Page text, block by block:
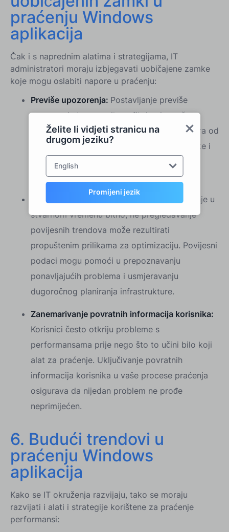
Želite li vidjeti stranicu na
drugom jeziku?
English
Promijeni jezik
praćenju Windows
aplikacija
Čak i s naprednim alatima i strategijama, IT
administratori moraju izbjegavati uobičajene zamke
koje mogu oslabiti napore u praćenju:
Previše upozorenja: Postavljanje previše
upozorenja bez pravilnog filtriranja može
preopteretiti IT osoblje, što dovodi do umora od
upozorenja. Fokusirajte se na kritične metrike i
prilagodite razine upozorenja na temelju
stvarnih obrazaca korištenja.
Pregled povijesnih podataka:
Iako je praćenje u
stvarnom vremenu bitno, ne pregledavanje
povijesnih trendova može rezultirati
propuštenim prilikama za optimizaciju. Povijesni
podaci mogu pomoći u prepoznavanju
ponavljajućih problema i usmjeravanju
dugoročnog planiranja infrastrukture.
Zanemarivanje povratnih informacija korisnika:
Korisnici često otkriju probleme s
performansama prije nego što to učini bilo koji
alat za praćenje. Uključivanje povratnih
informacija korisnika u vaše procese praćenja
osigurava da nijedan problem ne prođe
neprimijećen.
6. Budući trendovi u
praćenju Windows
aplikacija
Kako se IT okruženja razvijaju, tako se moraju
razvijati i alati i strategije korištene za praćenje
performansi: